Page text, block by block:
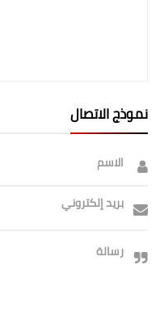
نموذج الاتصال
الاسم
بريد إلكتروني
رسالة